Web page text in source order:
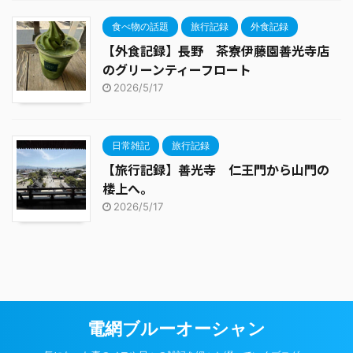
食べ物の話題 旅行記録 外食記録
【外食記録】長野 茶寮伊藤園善光寺店
のグリーンティーフロート
2026/5/17
日常雑記 旅行記録
【旅行記録】善光寺 仁王門から山門の
楼上へ。
2026/5/17
電網ブルーオーシャン